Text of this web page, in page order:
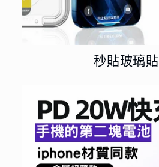
秒貼玻璃貼